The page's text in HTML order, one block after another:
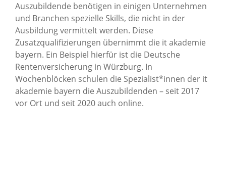
Auszubildende benötigen in einigen Unternehmen
und Branchen spezielle Skills, die nicht in der
Ausbildung vermittelt werden. Diese
Zusatzqualifizierungen übernimmt die it akademie
bayern. Ein Beispiel hierfür ist die Deutsche
Rentenversicherung in Würzburg. In
Wochenblöcken schulen die Spezialist*innen der it
akademie bayern die Auszubildenden – seit 2017
vor Ort und seit 2020 auch online.